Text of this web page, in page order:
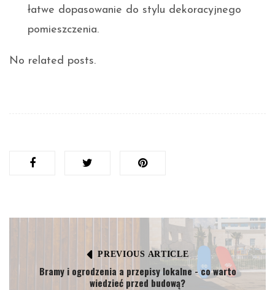
łatwe dopasowanie do stylu dekoracyjnego
pomieszczenia.
No related posts.
PREVIOUS ARTICLE
Bramy i ogrodzenia a przepisy lokalne - co warto
wiedzieć przed budową?